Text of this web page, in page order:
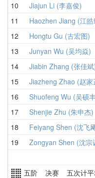
10 Jiajun Li (李嘉俊)
11
Haozhen Jiang (江皓
12
Hongtu Gu (古宏图)
13
Junyan Wu (吴均焱)
14
Jiabin Zhang (张佳
15
Jiazheng Zhao (赵家
16
Shuofeng Wu (吴硕
17
Shenjie Zhu (朱申杰)
18
Feiyang Shen (沈飞
19
Zongyan Shen (沈宗
五阶 决赛 五次计